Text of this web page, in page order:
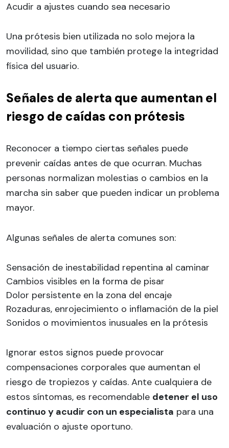
Acudir a ajustes cuando sea necesario
Una prótesis bien utilizada no solo mejora la
movilidad, sino que también protege la integridad
física del usuario.
Señales de alerta que aumentan el
riesgo de caídas con prótesis
Reconocer a tiempo ciertas señales puede
prevenir caídas antes de que ocurran. Muchas
personas normalizan molestias o cambios en la
marcha sin saber que pueden indicar un problema
mayor.
Algunas señales de alerta comunes son:
Sensación de inestabilidad repentina al caminar
Cambios visibles en la forma de pisar
Dolor persistente en la zona del encaje
Rozaduras, enrojecimiento o inflamación de la piel
Sonidos o movimientos inusuales en la prótesis
Ignorar estos signos puede provocar
compensaciones corporales que aumentan el
riesgo de tropiezos y caídas. Ante cualquiera de
estos síntomas, es recomendable detener el uso
continuo y acudir con un especialista para una
evaluación o ajuste oportuno.